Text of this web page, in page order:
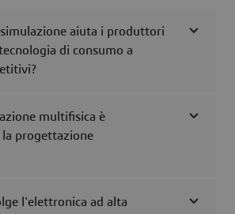
simulazione aiuta i produttori
di consumo a
multifisica è
progettazione
l'elettronica ad alta